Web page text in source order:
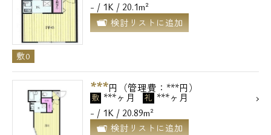
- / 1K / 20.1m²
検討リストに追加
敷0
***円（管理費：***円）
敷 ***ヶ月 礼 ***ヶ月
- / 1K / 20.89m²
検討リストに追加